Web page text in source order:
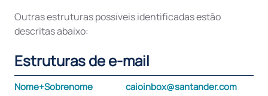
Outras estruturas possíveis identificadas estão
descritas abaixo:
Estruturas de e-mail
Nome+Sobrenome caioinbox@santander.com